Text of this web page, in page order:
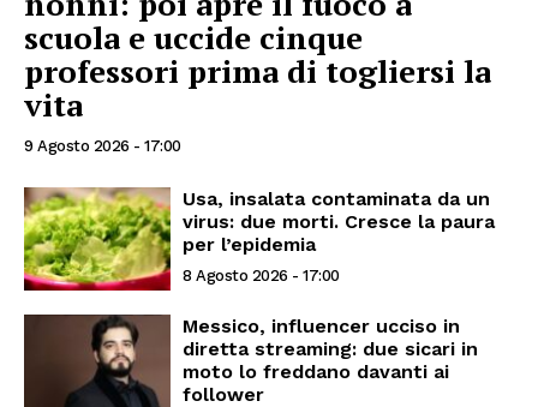
scuola e uccide cinque
professori prima di togliersi la
vita
9 Agosto 2026 - 17:00
Usa, insalata contaminata da un
virus: due morti. Cresce la paura
per l’epidemia
8 Agosto 2026 - 17:00
Messico, influencer ucciso in
diretta streaming: due sicari in
moto lo freddano davanti ai
follower